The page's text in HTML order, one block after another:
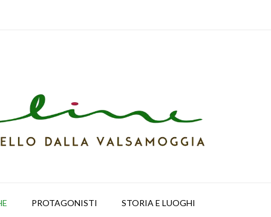
PROTAGONISTI STORIA E LUOGHI